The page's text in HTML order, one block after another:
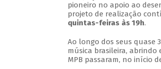
pioneiro no apoio ao
projeto de realização
quintas-feiras às 19h.
Ao longo dos seus quase
música brasileira,
MPB passaram, no início